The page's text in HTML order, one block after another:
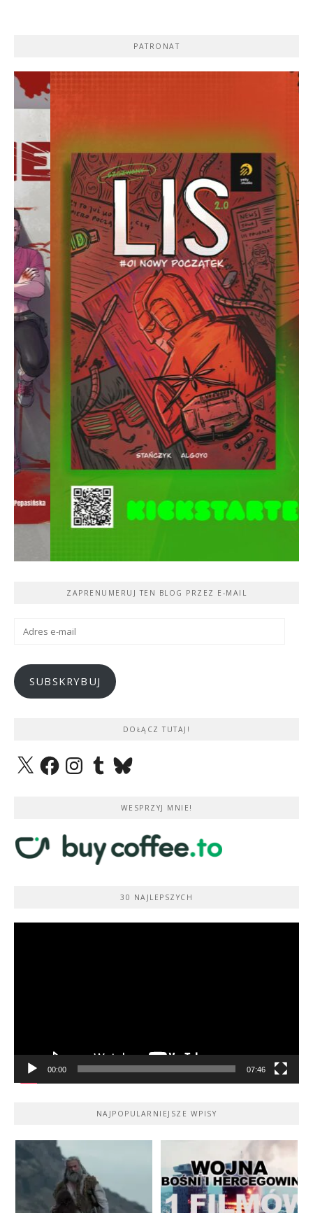
PATRONAT
ZAPRENUMERUJ TEN BLOG PRZEZ E-MAIL
SUBSKRYBUJ
DOŁĄCZ TUTAJ!
X FacebookInstagramTumblrBluesky
WESPRZYJ MNIE!
30 NAJLEPSZYCH
00:00 07:46
NAJPOPULARNIEJSZE WPISY